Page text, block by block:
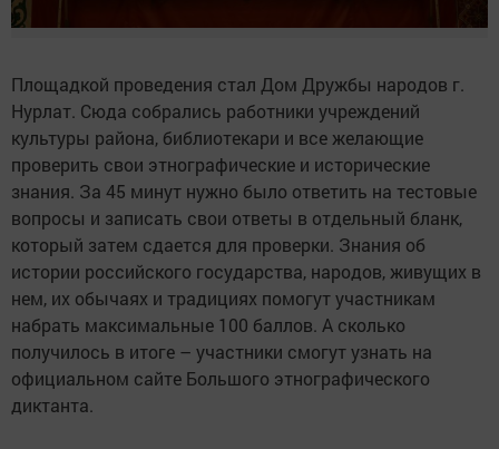
Площадкой проведения стал Дом Дружбы народов г.
Нурлат. Сюда собрались работники учреждений
культуры района, библиотекари и все желающие
проверить свои этнографические и исторические
знания. За 45 минут нужно было ответить на тестовые
вопросы и записать свои ответы в отдельный бланк,
который затем сдается для проверки. Знания об
истории российского государства, народов, живущих в
нем, их обычаях и традициях помогут участникам
набрать максимальные 100 баллов. А сколько
получилось в итоге – участники смогут узнать на
официальном сайте Большого этнографического
диктанта.